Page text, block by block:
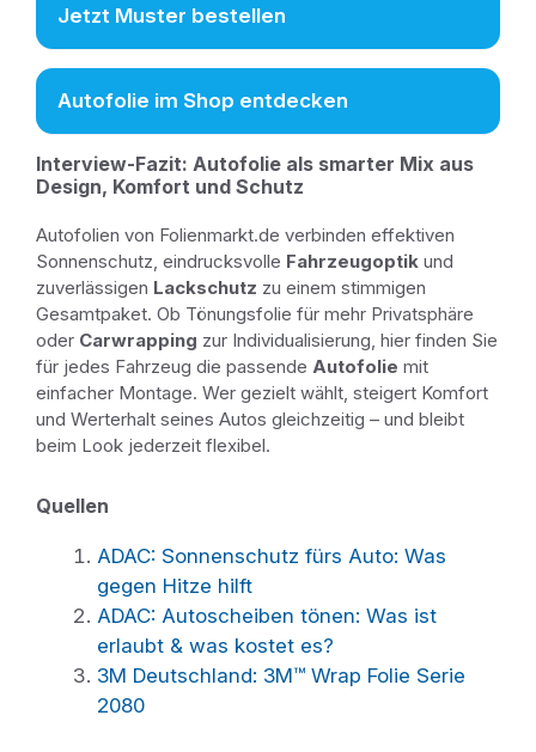
Jetzt Muster bestellen
Autofolie im Shop entdecken
Interview-Fazit: Autofolie als smarter Mix aus
Design, Komfort und Schutz
Autofolien von Folienmarkt.de verbinden effektiven
Sonnenschutz, eindrucksvolle Fahrzeugoptik und
zuverlässigen Lackschutz zu einem stimmigen
Gesamtpaket. Ob Tönungsfolie für mehr Privatsphäre
oder Carwrapping zur Individualisierung, hier finden Sie
für jedes Fahrzeug die passende Autofolie mit
einfacher Montage. Wer gezielt wählt, steigert Komfort
und Werterhalt seines Autos gleichzeitig – und bleibt
beim Look jederzeit flexibel.
Quellen
ADAC: Sonnenschutz fürs Auto: Was
gegen Hitze hilft
ADAC: Autoscheiben tönen: Was ist
erlaubt & was kostet es?
3M Deutschland: 3M™ Wrap Folie Serie
2080